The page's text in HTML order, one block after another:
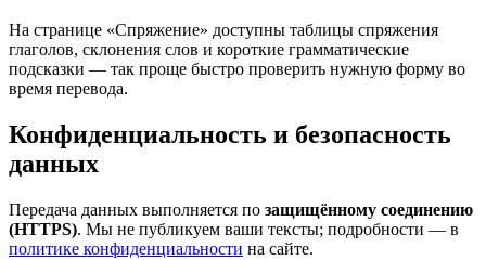
На странице «Спряжение» доступны таблицы спряжения
глаголов, склонения слов и короткие грамматические
подсказки — так проще быстро проверить нужную форму во
время перевода.
Конфиденциальность и безопасность
данных
Передача данных выполняется по защищённому соединению
(HTTPS). Мы не публикуем ваши тексты; подробности — в
политике конфиденциальности на сайте.